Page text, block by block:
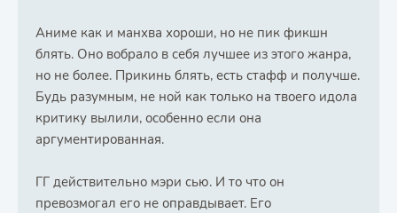
Аниме как и манхва хороши, но не пик фикшн
блять. Оно вобрало в себя лучшее из этого жанра,
но не более. Прикинь блять, есть стафф и получше.
Будь разумным, не ной как только на твоего идола
критику вылили, особенно если она
аргументированная.
ГГ действительно мэри сью. И то что он
превозмогал его не оправдывает. Его